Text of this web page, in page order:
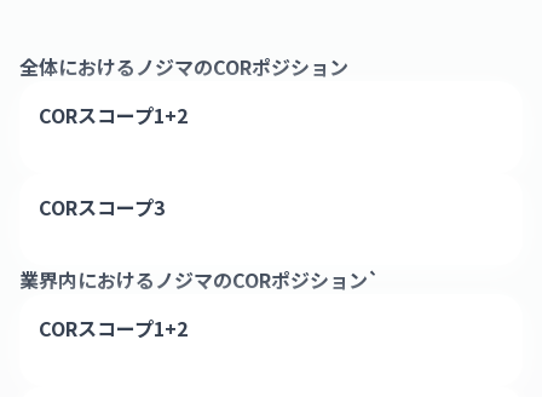
全体におけるノジマのCORポジション
CORスコープ1+2
CORスコープ3
業界内におけるノジマのCORポジション`
CORスコープ1+2